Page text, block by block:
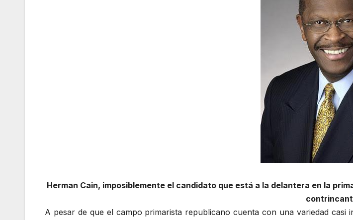
Herman Cain, imposiblemente el candidato que está a la delantera en la
A pesar de que el campo primarista republicano cuenta con una variedad